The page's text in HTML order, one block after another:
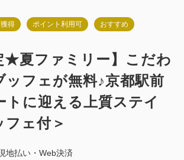
得 ポイント利用可 おすすめ
★夏ファミリー】こだわ
ッフェが無料♪京都駅前
トに迎える上質ステイ
フェ付＞
地払い・Web決済